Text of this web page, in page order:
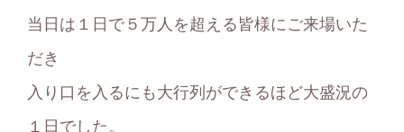
当日は１日で５万人を超える皆様にご来場いた
だき
入り口を入るにも大行列ができるほど大盛況の
１日でした。